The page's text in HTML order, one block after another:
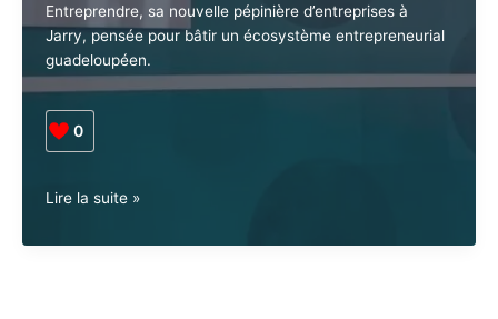
Entreprendre, sa nouvelle pépinière d’entreprises à
Jarry, pensée pour bâtir un écosystème entrepreneurial
guadeloupéen.
0
Guadeloupe
Économie.
Lire la suite »